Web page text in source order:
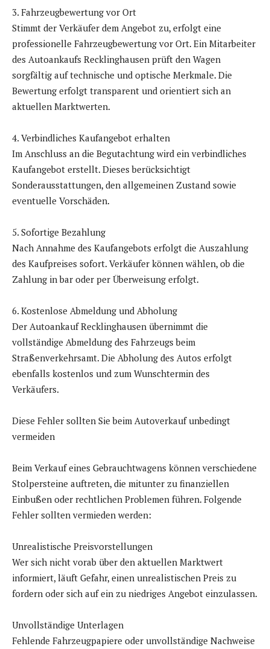
3. Fahrzeugbewertung vor Ort
Stimmt der Verkäufer dem Angebot zu, erfolgt eine
professionelle Fahrzeugbewertung vor Ort. Ein Mitarbeiter
des Autoankaufs Recklinghausen prüft den Wagen
sorgfältig auf technische und optische Merkmale. Die
Bewertung erfolgt transparent und orientiert sich an
aktuellen Marktwerten.
4. Verbindliches Kaufangebot erhalten
Im Anschluss an die Begutachtung wird ein verbindliches
Kaufangebot erstellt. Dieses berücksichtigt
Sonderausstattungen, den allgemeinen Zustand sowie
eventuelle Vorschäden.
5. Sofortige Bezahlung
Nach Annahme des Kaufangebots erfolgt die Auszahlung
des Kaufpreises sofort. Verkäufer können wählen, ob die
Zahlung in bar oder per Überweisung erfolgt.
6. Kostenlose Abmeldung und Abholung
Der Autoankauf Recklinghausen übernimmt die
vollständige Abmeldung des Fahrzeugs beim
Straßenverkehrsamt. Die Abholung des Autos erfolgt
ebenfalls kostenlos und zum Wunschtermin des
Verkäufers.
Diese Fehler sollten Sie beim Autoverkauf unbedingt
vermeiden
Beim Verkauf eines Gebrauchtwagens können verschiedene
Stolpersteine auftreten, die mitunter zu finanziellen
Einbußen oder rechtlichen Problemen führen. Folgende
Fehler sollten vermieden werden:
Unrealistische Preisvorstellungen
Wer sich nicht vorab über den aktuellen Marktwert
informiert, läuft Gefahr, einen unrealistischen Preis zu
fordern oder sich auf ein zu niedriges Angebot einzulassen.
Unvollständige Unterlagen
Fehlende Fahrzeugpapiere oder unvollständige Nachweise